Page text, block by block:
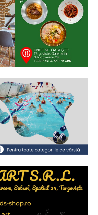
Ionuț Parghel
2de 2